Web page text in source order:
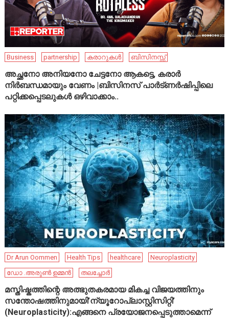
Business partnership കരാറുകൾ ബിസിനസ്സ്
അച്ഛനോ അനിയനോ ചേട്ടനോ ആകട്ടെ, കരാർ
നിർബന്ധമായും വേണം |ബിസിനസ് പാർട്ണർഷിപ്പിലെ
പറ്റിക്കപ്പെടലുകൾ ഒഴിവാക്കാം..
Dr Arun Oommen Health Tips healthcare
Neuroplasticity
ഡോ .അരുൺ ഉമ്മൻ
തലച്ചോർ
മസ്തിഷ്കത്തിന്റെ അത്ഭുതകരമായ മികച്ച വിജയത്തിനും
സന്തോഷത്തിനുമായി’ന്യൂറോപ്ലാസ്റ്റിസിറ്റി’
(Neuroplasticity):എങ്ങനെ പ്രയോജനപ്പെടുത്താമെന്ന്